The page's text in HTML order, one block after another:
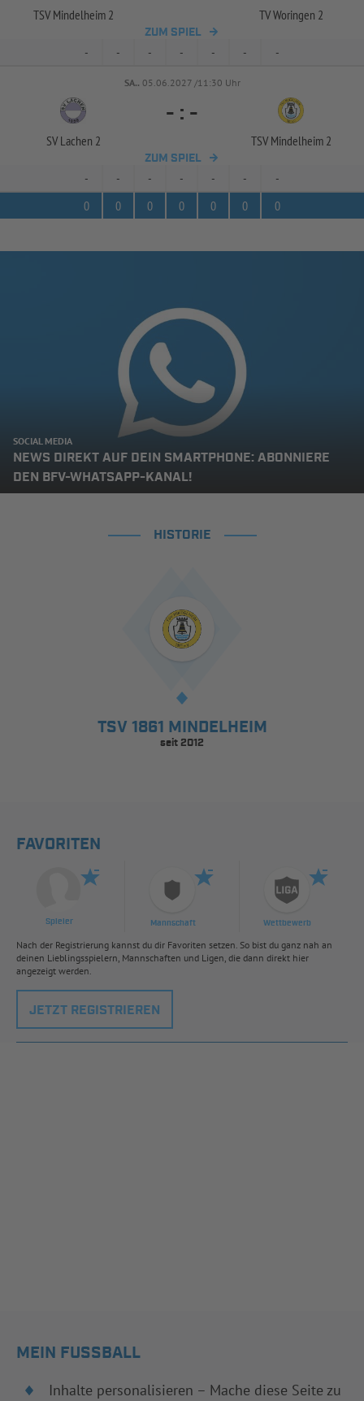
TSV Mindelheim 2 TV Woringen 2
ZUM SPIEL
- - - - - - -
SA.. 05.06.2027 /11:30 Uhr
SV Lachen 2
- : -
TSV Mindelheim 2
ZUM SPIEL
- - - - - -
-
0
0 0 0 0 0 0
SOCIAL MEDIA
NEWS DIREKT AUF DEIN SMARTPHONE: ABONNIERE
DEN BFV-WHATSAPP-KANAL!
HISTORIE
TSV 1861 MINDELHEIM
seit 2012
FAVORITEN
Spieler Mannschaft Wettbewerb
Nach der Registrierung kannst du dir Favoriten setzen. So bist du ganz nah an
deinen Lieblingsspielern, Mannschaften und Ligen, die dann direkt hier
angezeigt werden.
JETZT REGISTRIEREN
MEIN FUSSBALL
Inhalte personalisieren – Mache diese Seite zu